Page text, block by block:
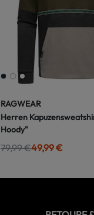
RAGWEAR
Herren
Hoody"
79,99 €49,99 €